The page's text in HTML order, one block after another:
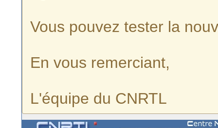
Vous pouvez tester la
En vous remerciant,
L'équipe du CNRTL